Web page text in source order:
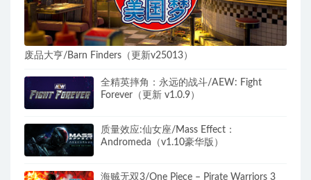
废品大亨/Barn Finders（更新v25013）
全精英摔角：永远的战斗/AEW: Fight
Forever（更新 v1.0.9）
质量效应:仙女座/Mass Effect：
Andromeda（v1.10豪华版）
海贼无双3/One Piece – Pirate Warriors 3